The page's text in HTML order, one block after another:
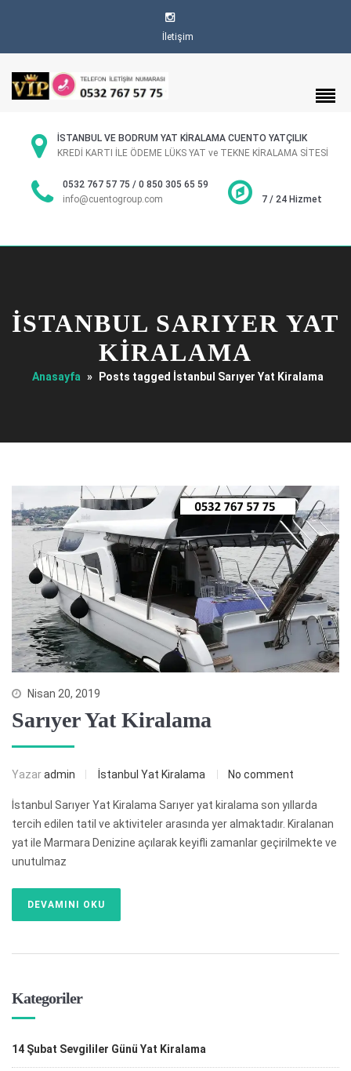
İletişim
İSTANBUL VE BODRUM YAT KİRALAMA CUENTO YATÇILIK
KREDİ KARTI İLE ÖDEME LÜKS YAT ve TEKNE KİRALAMA SİTESİ
0532 767 57 75 / 0 850 305 65 59
info@cuentogroup.com
7 / 24 Hizmet
İSTANBUL SARIYER YAT
KIRALAMA
Anasayfa » Posts tagged İstanbul Sarıyer Yat Kiralama
Nisan 20, 2019
Sarıyer Yat Kiralama
Yazaradmin İstanbul Yat Kiralama No comment
İstanbul Sarıyer Yat Kiralama Sarıyer yat kiralama son yıllarda
tercih edilen tatil ve aktiviteler arasında yer almaktadır. Kiralanan
yat ile Marmara Denizine açılarak keyifli zamanlar geçirilmekte ve
unutulmaz
DEVAMINI OKU
Kategoriler
14 Şubat Sevgililer Günü Yat Kiralama